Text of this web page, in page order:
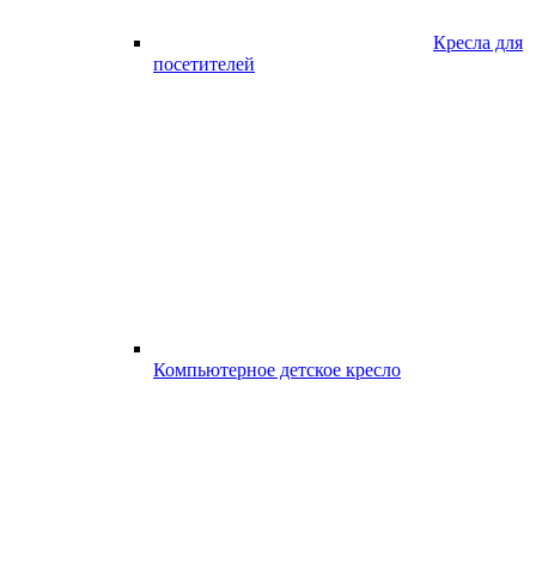
Кресла для
посетителей
Компьютерное детское кресло